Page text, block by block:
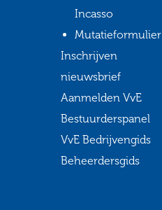
Incasso
Mutatieformulier
Inschrijven
nieuwsbrief
Aanmelden VvE
Bestuurderspanel
VvE Bedrijvengids
Beheerdersgids